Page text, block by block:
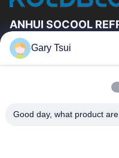
ANHUI SOCOOL
Быстрые Связи
Путешествие Фабрики
Gary Tsui
Good day, what product